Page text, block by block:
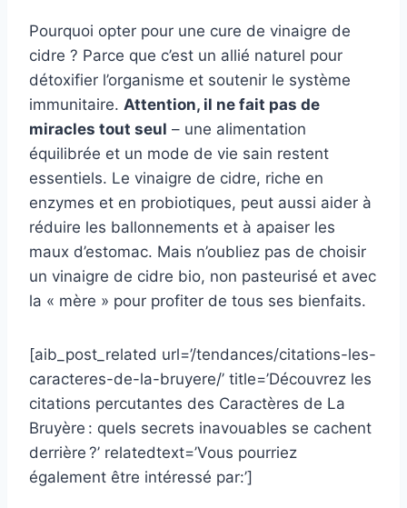
Pourquoi opter pour une cure de vinaigre de
cidre ? Parce que c’est un allié naturel pour
détoxifier l’organisme et soutenir le système
immunitaire. Attention, il ne fait pas de
miracles tout seul – une alimentation
équilibrée et un mode de vie sain restent
essentiels. Le vinaigre de cidre, riche en
enzymes et en probiotiques, peut aussi aider à
réduire les ballonnements et à apaiser les
maux d’estomac. Mais n’oubliez pas de choisir
un vinaigre de cidre bio, non pasteurisé et avec
la « mère » pour profiter de tous ses bienfaits.
[aib_post_related url=’/tendances/citations-les-
caracteres-de-la-bruyere/’ title=’Découvrez les
citations percutantes des Caractères de La
Bruyère : quels secrets inavouables se cachent
derrière ?’ relatedtext=’Vous pourriez
également être intéressé par:’]